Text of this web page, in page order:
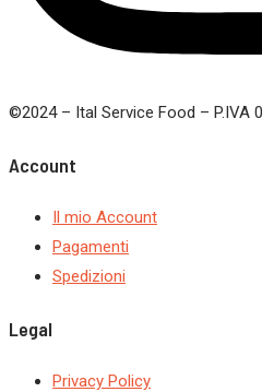
©2024 – Ital Service Food – P.IVA
Account
Il mio Account
Pagamenti
Spedizioni
Legal
Privacy Policy